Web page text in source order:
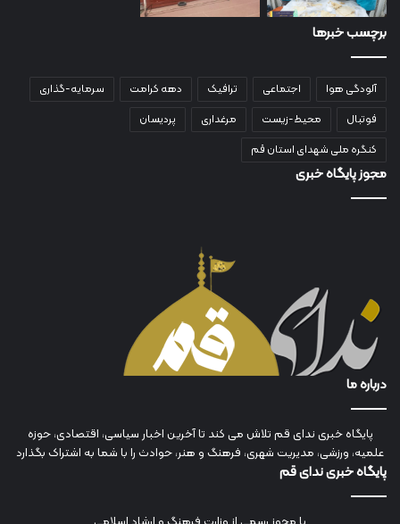
برچسب خبرها
آلودگی هوا اجتماعی ترافیک دهه کرامت
سرمایه-گذاری
فوتبال
محیط-زیست مرغداری
پردیسان
کنگره ملی شهدای استان قم
مجوز پایگاه خبری
درباره ما
پایگاه خبری ندای قم تلاش می کند تا آخرین اخبار سیاسی، اقتصادی، حوزه
علمیه، ورزشی، مدیریت شهری، فرهنگ و هنر، حوادث را با شما به اشتراک بگذارد
پایگاه خبری ندای قم